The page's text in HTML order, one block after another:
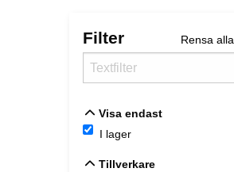
Filter Rensa
Visa endast
I lager
Tillverkare